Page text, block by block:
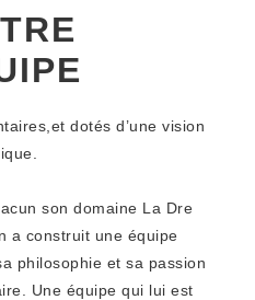
dotés d’une vision
son domaine La Dre
a construit une équipe
philosophie et sa passion
Une équipe qui lui est